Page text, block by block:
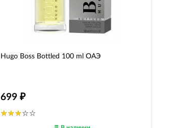
Hugo Boss Bottled 100 ml ОАЭ
699